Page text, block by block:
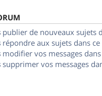
publier de nouveaux sujets
répondre aux sujets dans
modifier vos messages
supprimer vos messages